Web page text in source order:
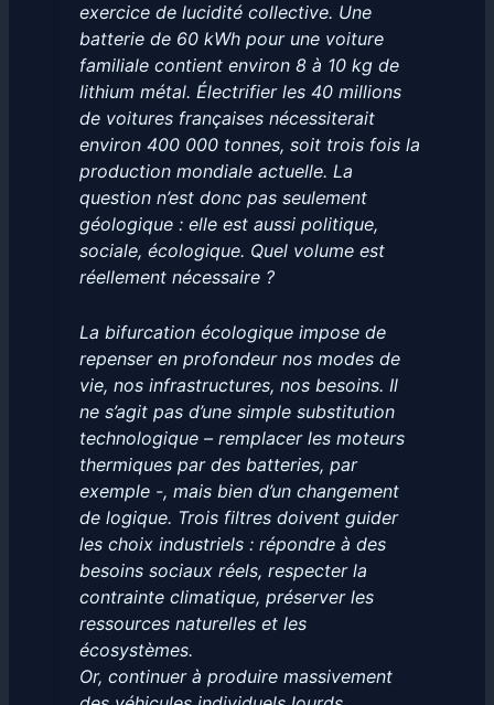
exercice de lucidité collective. Une
batterie de 60 kWh pour une voiture
familiale contient environ 8 à 10 kg de
lithium métal. Électrifier les 40 millions
de voitures françaises nécessiterait
environ 400 000 tonnes, soit trois fois la
production mondiale actuelle. La
question n’est donc pas seulement
géologique : elle est aussi politique,
sociale, écologique. Quel volume est
réellement nécessaire ?
La bifurcation écologique impose de
repenser en profondeur nos modes de
vie, nos infrastructures, nos besoins. Il
ne s’agit pas d’une simple substitution
technologique – remplacer les moteurs
thermiques par des batteries, par
exemple -, mais bien d’un changement
de logique. Trois filtres doivent guider
les choix industriels : répondre à des
besoins sociaux réels, respecter la
contrainte climatique, préserver les
ressources naturelles et les
écosystèmes.
Or, continuer à produire massivement